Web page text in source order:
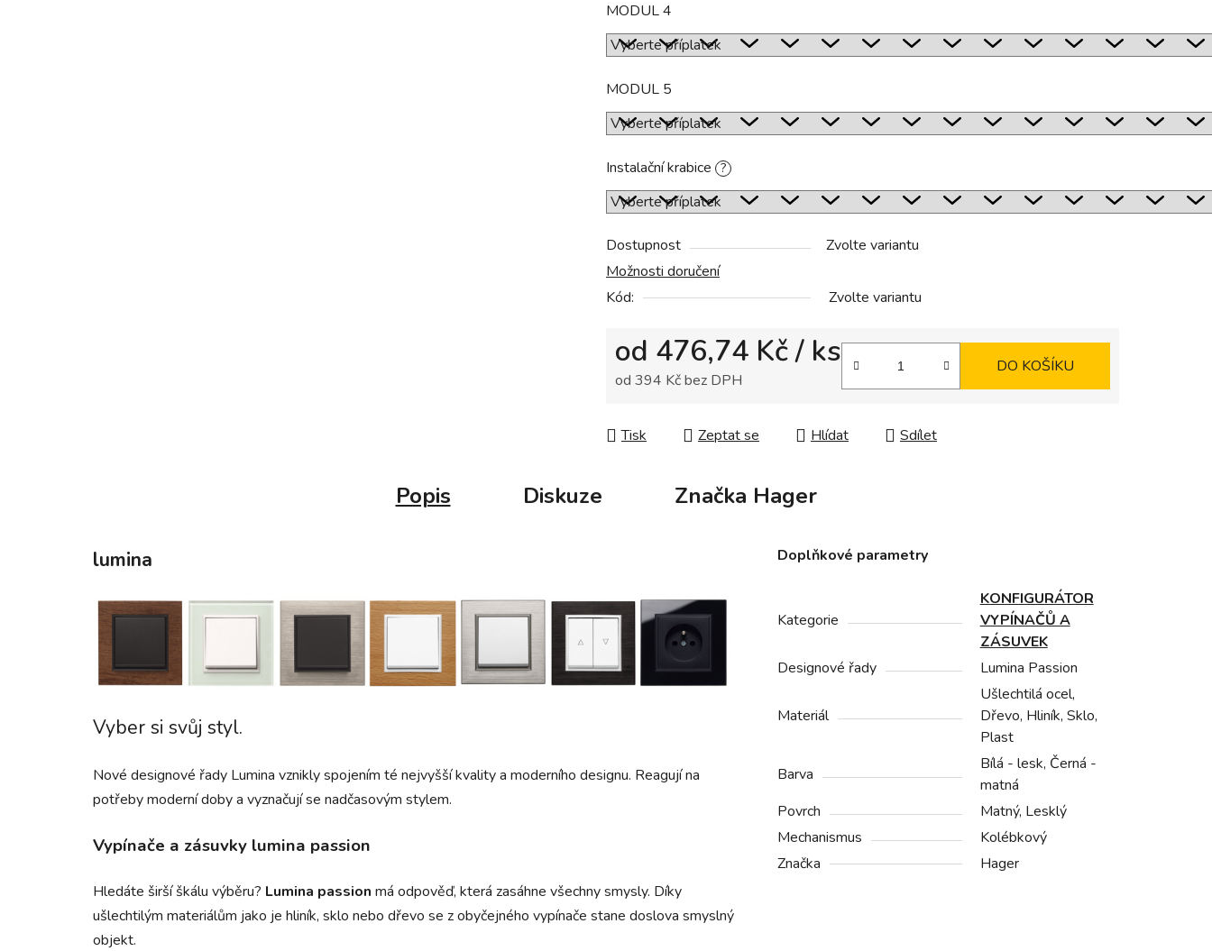
MODUL 4
MODUL 5
Instalační krabice ?
Dostupnost
Zvolte variantu
Možnosti doručení
Kód:
Zvolte variantu
od 476,74 Kč/ ks
od 394 Kčbez DPH
DO KOŠÍKU
Tisk Zeptat se Hlídat Sdílet
Popis Diskuze Značka Hager
lumina
Vyber si svůj styl.
Nové designové řady Lumina vznikly spojením té nejvyšší kvality a moderního designu. Reagují na
potřeby moderní doby a vyznačují se nadčasovým stylem.
Vypínače a zásuvky lumina passion
Hledáte širší škálu výběru? Lumina passion má odpověď, která zasáhne všechny smysly. Díky
ušlechtilým materiálům jako je hliník, sklo nebo dřevo se z obyčejného vypínače stane doslova smyslný
objekt.
Doplňkové parametry
Kategorie
KONFIGURÁTOR
VYPÍNAČŮ A
ZÁSUVEK
Designové řady
Lumina Passion
Materiál
Ušlechtilá ocel,
Dřevo, Hliník, Sklo,
Plast
Barva
Bílá - lesk, Černá -
matná
Povrch
Matný, Lesklý
Mechanismus
Kolébkový
Značka
Hager